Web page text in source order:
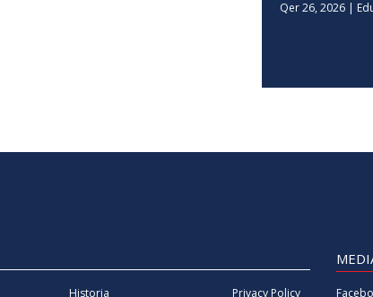
Qer 26, 2026 |
Historia Privacy Policy